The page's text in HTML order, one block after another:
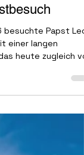
besuchte Papst Leo
einer langen
Gegensätzen
großen Städte
bleiben viele
der Kanarischen
eng